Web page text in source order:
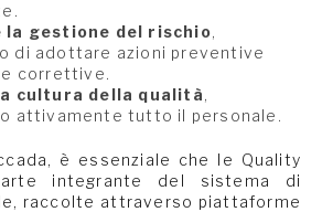
la gestione del rischio,
di adottare azioni preventive
correttive.
cultura della qualità,
attivamente tutto il personale.
è essenziale che le Quality
integrante del sistema di
raccolte attraverso piattaforme